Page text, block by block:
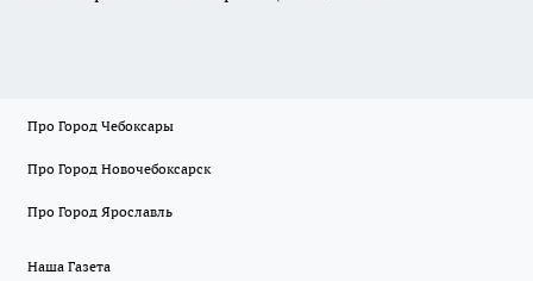
Про Город Чебоксары
Про Город Новочебоксарск
Про Город Ярославль
Наша Газета